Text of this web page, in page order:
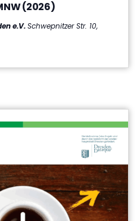
(2026)
MNW
e.V.Schwepnitzer Str. 10,